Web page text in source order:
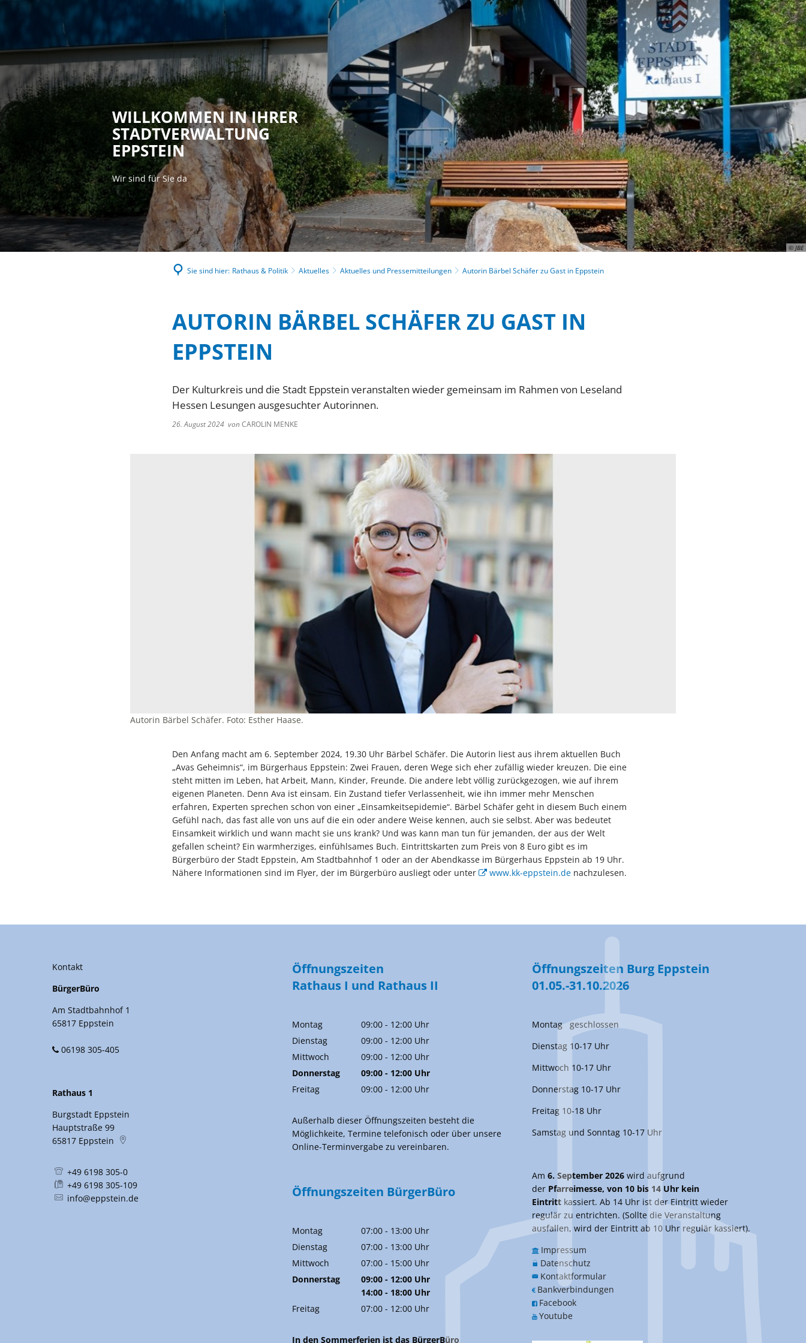
Rathaus & Politik Leben in Eppstein Kultur & Tourismus Wirtschaft
© JBE
WILLKOMMEN IN IHRER
STADTVERWALTUNG
EPPSTEIN
Wir sind für Sie da
Sie sind hier: Rathaus & Politik Aktuelles Aktuelles und Pressemitteilungen Autorin Bärbel Schäfer zu Gast in Eppstein
AUTORIN BÄRBEL SCHÄFER ZU GAST IN
EPPSTEIN
Der Kulturkreis und die Stadt Eppstein veranstalten wieder gemeinsam im Rahmen von Leseland
Hessen Lesungen ausgesuchter Autorinnen.
26. August 2024 vonCAROLIN MENKE
Autorin Bärbel Schäfer. Foto: Esther Haase.
Den Anfang macht am 6. September 2024, 19.30 Uhr Bärbel Schäfer. Die Autorin liest aus ihrem aktuellen Buch
„Avas Geheimnis“, im Bürgerhaus Eppstein: Zwei Frauen, deren Wege sich eher zufällig wieder kreuzen. Die eine
steht mitten im Leben, hat Arbeit, Mann, Kinder, Freunde. Die andere lebt völlig zurückgezogen, wie auf ihrem
eigenen Planeten. Denn Ava ist einsam. Ein Zustand tiefer Verlassenheit, wie ihn immer mehr Menschen
erfahren, Experten sprechen schon von einer „Einsamkeitsepidemie“. Bärbel Schäfer geht in diesem Buch einem
Gefühl nach, das fast alle von uns auf die ein oder andere Weise kennen, auch sie selbst. Aber was bedeutet
Einsamkeit wirklich und wann macht sie uns krank? Und was kann man tun für jemanden, der aus der Welt
gefallen scheint? Ein warmherziges, einfühlsames Buch. Eintrittskarten zum Preis von 8 Euro gibt es im
Bürgerbüro der Stadt Eppstein, Am Stadtbahnhof 1 oder an der Abendkasse im Bürgerhaus Eppstein ab 19 Uhr.
Nähere Informationen sind im Flyer, der im Bürgerbüro ausliegt oder unter
www.kk-eppstein.denachzulesen.
Kontakt
BürgerBüro
Am Stadtbahnhof 1
65817 Eppstein
06198 305-405
Rathaus 1
Burgstadt Eppstein
Hauptstraße 99
65817 Eppstein
+49 6198 305-0
+49 6198 305-109
info@eppstein.de
Öffnungszeiten
Rathaus I und Rathaus II
Montag 09:00 - 12:00 Uhr
Von 09:00 bis 12:00 Uhr
Dienstag 09:00 - 12:00 Uhr
Von 09:00 bis 12:00 Uhr
Mittwoch 09:00 - 12:00 Uhr
Von 09:00 bis 12:00 Uhr
Donnerstag 09:00 - 12:00 Uhr
Von 09:00 bis 12:00 Uhr
Freitag 09:00 - 12:00 Uhr
Außerhalb dieser Öffnungszeiten besteht die
Möglichkeite, Termine telefonisch oder über unsere
Online-Terminvergabe zu vereinbaren.
Öffnungszeiten BürgerBüro
Montag 07:00 - 13:00 Uhr
Von 07:00 bis 13:00 Uhr
Dienstag 07:00 - 13:00 Uhr
Von 07:00 bis 13:00 Uhr
Mittwoch 07:00 - 15:00 Uhr
Von 07:00 bis 15:00 Uhr
Donnerstag 09:00 - 12:00 Uhr
Von 09:00 bis 12:00 Uhr
14:00 - 18:00 Uhr
Von 14:00 bis 18:00 Uhr
Freitag 07:00 - 12:00 Uhr
In den Sommerferien ist das BürgerBüro
Öffnungszeiten Burg Eppstein
01.05.-31.10.2026
Montag geschlossen
Dienstag 10-17 Uhr
Mittwoch 10-17 Uhr
Donnerstag 10-17 Uhr
Freitag 10-18 Uhr
Samstag und Sonntag 10-17 Uhr
Am 6. September 2026 wird aufgrund
der Pfarreimesse, von 10 bis 14 Uhr kein
Eintritt kassiert. Ab 14 Uhr ist der Eintritt wieder
regulär zu entrichten. (Sollte die Veranstaltung
ausfallen, wird der Eintritt ab 10 Uhr regulär kassiert).
Impressum
Datenschutz
Kontaktformular
Bankverbindungen
Facebook
Youtube